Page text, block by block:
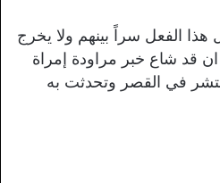
الفعل سراً بينهم ولا يخرج
قد شاع خبر مراودة إمراة
في القصر وتحدثت به